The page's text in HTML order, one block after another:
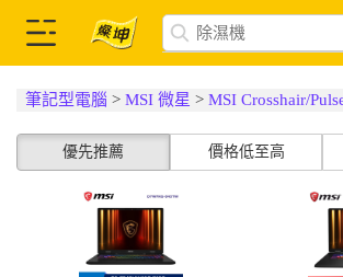
筆記型電腦 >MSI 微星 >MSI Crosshair/
優先推薦 價格低至高